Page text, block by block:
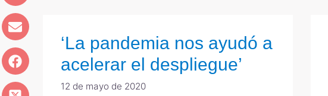
‘La pandemia nos ayudó a
acelerar el despliegue’
12 de mayo de 2020